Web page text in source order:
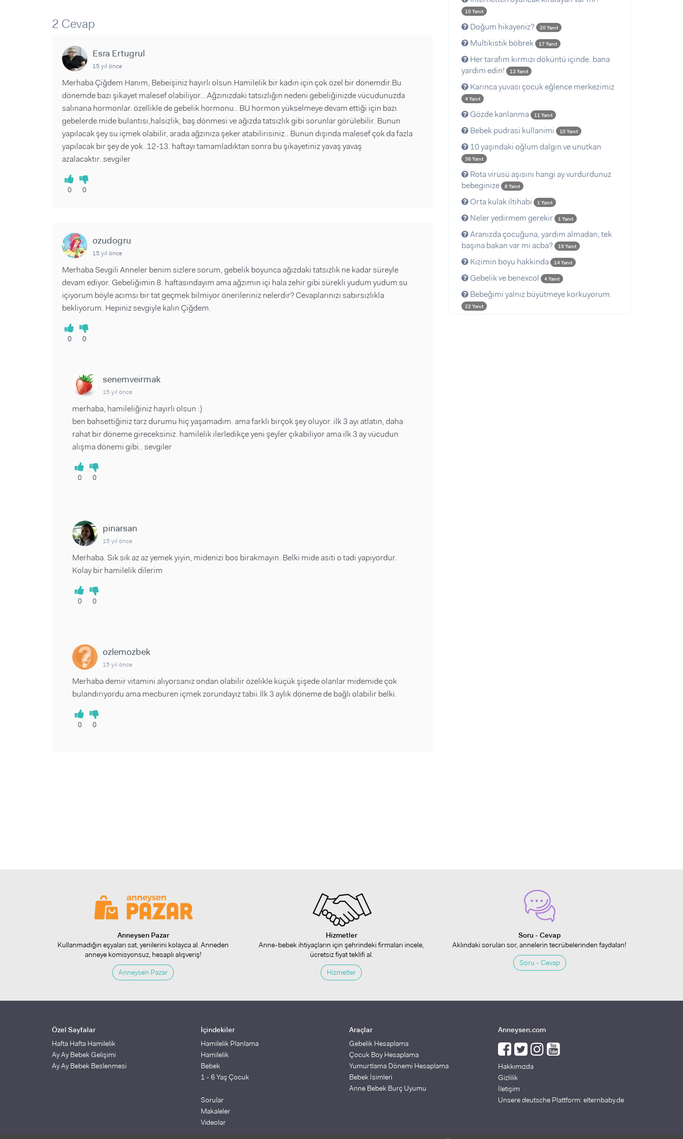
Videolar
2 Cevap
Esra Ertugrul
15 yıl önce
Merhaba Çiğdem Hanım, Bebeişiniz hayırlı olsun.Hamilelik bir kadın için çok özel bir dönemdir.Bu
dönemde bazı şikayet malesef olabiliyor...Ağzınızdaki tatsızlığın nedeni gebeliğinizde vücudunuzda
salınana hormonlar. özellikle de gebelik hormonu.. BU hormon yükselmeye devam ettiği için bazı
gebelerde mide bulantısı,halsizlik, baş dönmesi ve ağızda tatsızlık gibi sorunlar görülebilir. Bunun
yapılacak şey su içmek olabilir, arada ağzınıza şeker atabilirisiniz.. Bunun dışında malesef çok da fazla
yapılacak bir şey de yok..12-13. haftayı tamamladıktan sonra bu şikayetiniz yavaş yavaş
azalacaktır..sevgiler
0 0
ozudogru
15 yıl önce
Merhaba Sevgili Anneler benim sizlere sorum, gebelik boyunca ağızdaki tatsızlık ne kadar süreyle
devam ediyor. Gebeliğimin 8. haftasındayım ama ağzımın içi hala zehir gibi sürekli yudum yudum su
içiyorum böyle acımsı bir tat geçmek bilmiyor önerileriniz nelerdir? Cevaplarınızı sabırsızlıkla
bekliyorum. Hepiniz sevgiyle kalın Çiğdem.
0 0
senemveirmak
15 yıl önce
merhaba, hamileliğiniz hayırlı olsun :)
ben bahsettiğiniz tarz durumu hiç yaşamadım. ama farklı birçok şey oluyor. ilk 3 ayı atlatın, daha
rahat bir döneme gireceksiniz. hamilelik ilerledikçe yeni şeyler çıkabiliyor ama ilk 3 ay vücudun
alışma dönemi gibi.. sevgiler
0 0
pinarsan
15 yıl önce
Merhaba. Sık sık az az yemek yiyin, midenizi bos birakmayin. Belki mide asiti o tadi yapiyordur.
Kolay bir hamilelik dilerim
0 0
ozlemozbek
15 yıl önce
Merhaba demir vitamini alıyorsanız ondan olabilir özelikle küçük şişede olanlar midemide çok
bulandırıyordu ama mecburen içmek zorundayız tabii.İlk 3 aylık döneme de bağlı olabilir belki.
0 0
10 Yanıt
Doğum hikayeniz? 20 Yanıt
Multikistik böbrek 17 Yanıt
Her tarafım kırmızı döküntü içinde. bana
yardım edin!
13 Yanıt
Karınca yuvası çocuk eğlence merkezimiz
4 Yanıt
Gözde kanlanma 11 Yanıt
Bebek pudrasi kullanimi 10 Yanıt
10 yaşındaki oğlum dalgın ve unutkan
36 Yanıt
Rota virüsü aşısını hangi ay vurdurdunuz
bebeginize
6 Yanıt
Orta kulak iltihabi 1 Yanıt
Neler yedirmem gerekir 1 Yanıt
Aranızda çocuğuna, yardım almadan, tek
başına bakan var mı acba?
19 Yanıt
Kizimin boyu hakkinda 14 Yanıt
Gebelik ve benexcol 4 Yanıt
Bebeğimi yalnız büyütmeye korkuyorum.
22 Yanıt
Anneysen Pazar
Kullanmadığın eşyaları sat, yenilerini kolayca al. Anneden
anneye komisyonsuz, hesaplı alışveriş!
Anneysen Pazar
Hizmetler
Anne-bebek ihtiyaçların için şehrindeki firmaları incele,
ücretsiz fiyat teklifi al.
Hizmetler
Soru - Cevap
Aklındaki soruları sor, annelerin tecrübelerinden faydalan!
Soru - Cevap
Özel Sayfalar
Hafta Hafta Hamilelik
Ay Ay Bebek Gelişimi
Ay Ay Bebek Beslenmesi
İçindekiler
Hamilelik Planlama
Hamilelik
Bebek
1 - 6 Yaş Çocuk
Sorular
Makaleler
Videolar
Araçlar
Gebelik Hesaplama
Çocuk Boy Hesaplama
Yumurtlama Dönemi Hesaplama
Bebek İsimleri
Anne Bebek Burç Uyumu
Anneysen.com
Hakkımızda
Gizlilik
İletişim
Unsere deutsche Plattform: elternbaby.de